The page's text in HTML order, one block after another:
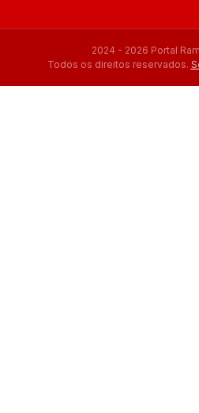
2024 - 2026 Portal
Todos os direitos reservados.